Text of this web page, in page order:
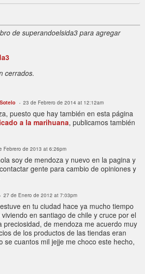
de superandoelsida3 para agregar
cerrados.
23 de Febrero de 2014 at 12:12am
puesto que hay también en esta página
a la marihuana, publicamos también
Febrero de 2013 at 6:26pm
soy de mendoza y nuevo en la pagina y
gente para cambio de opiniones y
27 de Enero de 2012 at 7:03pm
en tu ciudad hace ya mucho tiempo
en santiago de chile y cruce por el
preciosidad, de mendoza me acuerdo muy
de los productos de las tiendas eran
se cuantos mil jejje me choco este hecho,